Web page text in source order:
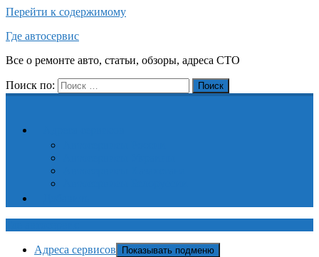
Перейти к содержимому
Где автосервис
Все о ремонте авто, статьи, обзоры, адреса СТО
Поиск по: Поиск
Адреса сервисов Показывать подменю